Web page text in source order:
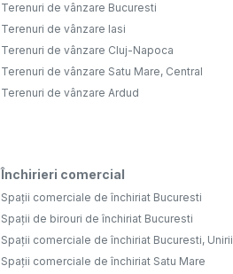
Terenuri de vânzare Bucuresti
Terenuri de vânzare Iasi
Terenuri de vânzare Cluj-Napoca
Terenuri de vânzare Satu Mare, Central
Terenuri de vânzare Ardud
Închirieri comercial
Spații comerciale de închiriat Bucuresti
Spații de birouri de închiriat Bucuresti
Spații comerciale de închiriat Bucuresti, Unirii
Spații comerciale de închiriat Satu Mare